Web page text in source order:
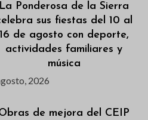
La Ponderosa de la Sierra
sus fiestas del 10 al
16 de agosto con deporte,
actividades familiares y
música
2026
de mejora del CEIP